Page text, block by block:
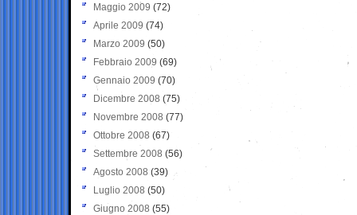
Maggio 2009 (72)
Aprile 2009 (74)
Marzo 2009 (50)
Febbraio 2009 (69)
Gennaio 2009 (70)
Dicembre 2008 (75)
Novembre 2008 (77)
Ottobre 2008 (67)
Settembre 2008 (56)
Agosto 2008 (39)
Luglio 2008 (50)
Giugno 2008 (55)